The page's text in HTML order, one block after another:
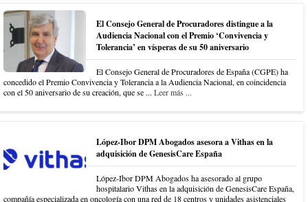
El Consejo General de Procuradores distingue a la
Audiencia Nacional con el Premio ‘Convivencia y
Tolerancia’ en vísperas de su 50 aniversario
El Consejo General de Procuradores de España (CGPE) ha
concedido el Premio Convivencia y Tolerancia a la Audiencia Nacional, en coincidencia
con el 50 aniversario de su creación, que se ... Leer más ...
López-Ibor DPM Abogados asesora a Vithas en la
adquisición de GenesisCare España
López-Ibor DPM Abogados ha asesorado al grupo
hospitalario Vithas en la adquisición de GenesisCare España,
compañía especializada en oncología con una red de 18 centros y unidades asistenciales